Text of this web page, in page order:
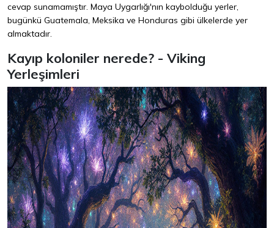
cevap sunamamıştır. Maya Uygarlığı'nın kaybolduğu yerler,
bugünkü Guatemala, Meksika ve Honduras gibi ülkelerde yer
almaktadır.
Kayıp koloniler nerede? - Viking
Yerleşimleri